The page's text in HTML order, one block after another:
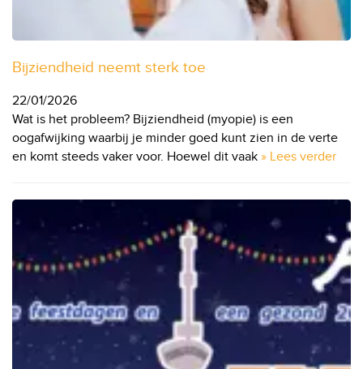
Bijziendheid neemt sterk toe
22/01/2026
Wat is het probleem? Bijziendheid (myopie) is een
oogafwijking waarbij je minder goed kunt zien in de verte
en komt steeds vaker voor. Hoewel dit vaak » Lees verder